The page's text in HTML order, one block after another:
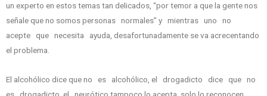
un experto en estos temas tan delicados, “por temor a que la gente nos
señale que no somos personas normales” y mientras uno no
acepte que necesita ayuda, desafortunadamente se va acrecentando
el problema.
El alcohólico dice que no es alcohólico, el drogadicto dice que no